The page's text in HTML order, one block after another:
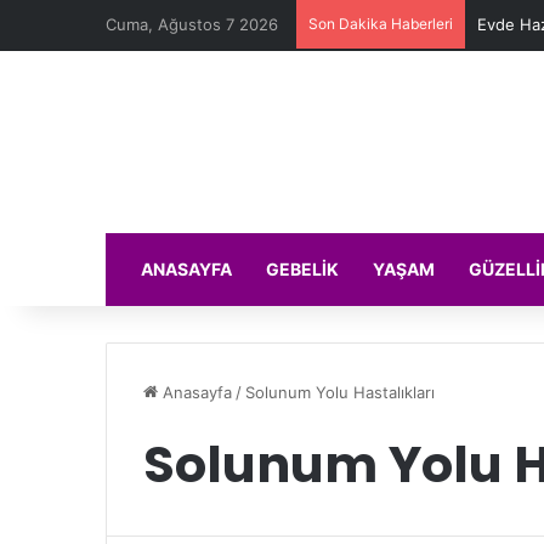
Cuma, Ağustos 7 2026 Son Dakika Haberleri Evde
ANASAYFA GEBELIK YAŞAM
Anasayfa / Solunum Yolu Hastalıkları
Solunum Yolu